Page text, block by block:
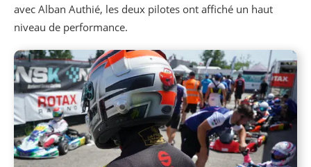
avec Alban Authié, les deux pilotes ont affiché un haut
niveau de performance.